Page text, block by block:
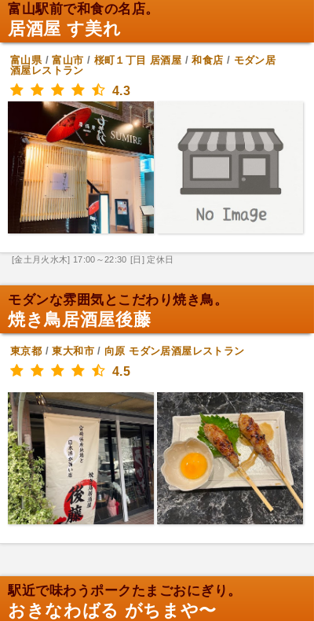
富山駅前で和食の名店。
居酒屋 す美れ
富山県/富山市 / 桜町１丁目 居酒屋 /和食店 / モダン居
酒屋レストラン
4.3
[金土月火水木] 17:00～22:30 [日] 定休日
モダンな雰囲気とこだわり焼き鳥。
焼き鳥居酒屋後藤
東京都 /東大和市/ 向原 モダン居酒屋レストラン
4.5
駅近で味わうポークたまごおにぎり。
おきなわばる がちまや〜